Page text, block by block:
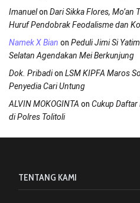
Imanuelon Dari Sikka Flores, Mo’an
Huruf Pendobrak Feodalisme dan
Namek X Bian on Peduli Jimi Si
Selatan Agendakan Mei Berkunjung
Dok. Pribadion LSM KIPFA Maros
Penyedia Cari Untung
ALVIN MOKOGINTA on Cukup Daftar
di Polres Tolitoli
TENTANG KAMI